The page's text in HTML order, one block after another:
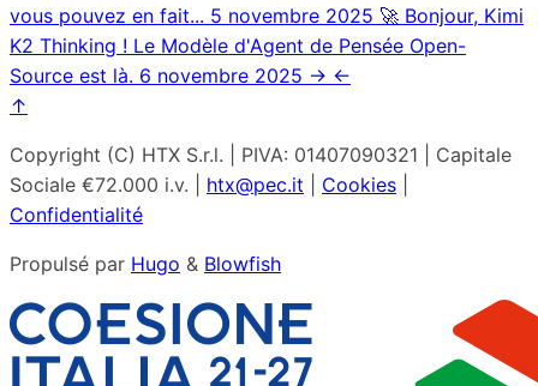
vous pouvez en fait... 5 novembre 2025 🚀 Bonjour, Kimi
K2 Thinking ! Le Modèle d'Agent de Pensée Open-
Source est là. 6 novembre 2025 → ←
↑
Copyright (C) HTX S.r.l. | PIVA: 01407090321 | Capitale
Sociale €72.000 i.v. | htx@pec.it Cookies
Confidentialité
Propulsé par Hugo & Blowfish